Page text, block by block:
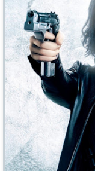
ПереводКубик в Кубе
Пеплум
Постапокалипсис
Про акул
Про богатых
Про вампиров
Про викингов
Про гангстеров